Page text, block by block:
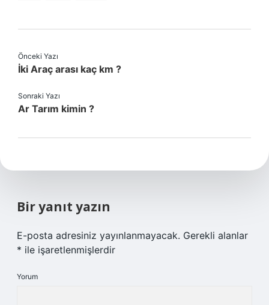
Önceki Yazı
İki Araç arası kaç km ?
Sonraki Yazı
Ar Tarım kimin ?
Bir yanıt yazın
E-posta adresiniz yayınlanmayacak. Gerekli alanlar
* ile işaretlenmişlerdir
Yorum